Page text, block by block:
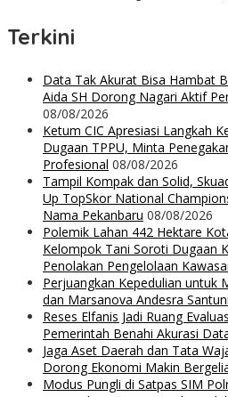
Terkini
Data Tak Akurat Bisa Hambat
Aida SH Dorong Nagari Aktif
08/08/2026
Ketum CIC Apresiasi Langkah
Dugaan TPPU, Minta
Profesional 08/08/2026
Tampil Kompak dan Solid,
Up TopSkor National
Nama Pekanbaru 08/08/2026
Polemik Lahan 442 Hektare
Kelompok Tani Soroti Dugaan
Penolakan Pengelolaan
Perjuangkan Kepedulian untuk
dan Marsanova Andesra
Reses Elfanis Jadi Ruang
Pemerintah Benahi Akurasi
Jaga Aset Daerah dan Tata
Dorong Ekonomi Makin
Modus Pungli di Satpas SIM